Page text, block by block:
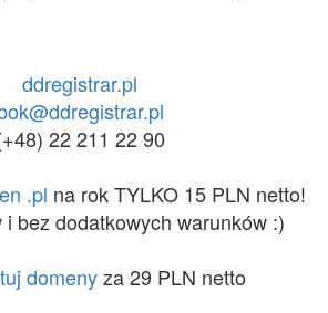
ddregistrar.pl
22 211 22 90
.pl na rok TYLKO 15 PLN netto!
i bez dodatkowych warunków :)
domenyza 29 PLN netto